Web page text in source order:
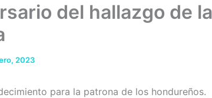
del hallazgo de
2023
para la patrona de los hondureños.